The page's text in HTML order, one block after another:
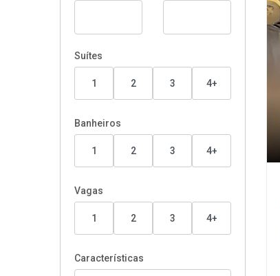
Suítes
1 2 3 4+
Banheiros
1 2 3 4+
Vagas
1 2 3 4+
Características